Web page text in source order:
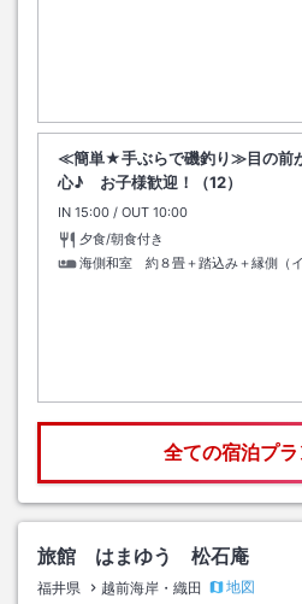
≪簡単★手ぶらで磯釣り≫目の前
心♪ お子様歓迎！（12）
IN チェックイン
15:00 / OUT チェックアウト
10:00
夕食/朝食付き
海側和室 約８畳＋踏込み＋縁側（イ
全ての宿泊プ
旅館 はまゆう 松石庵
福井県 越前海岸・織田
地図